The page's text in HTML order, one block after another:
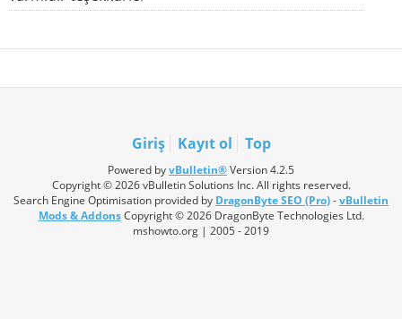
Giriş Kayıt ol Top
Powered byvBulletin®Version 4.2.5
Copyright © 2026 vBulletin Solutions Inc. All rights reserved.
Search Engine Optimisation provided by DragonByte SEO (Pro)-vBulletin
Mods & AddonsCopyright © 2026 DragonByte Technologies Ltd.
mshowto.org | 2005 - 2019